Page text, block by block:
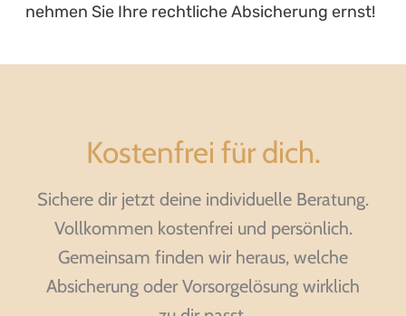
nehmen Sie Ihre rechtliche Absicherung ernst!
Kostenfrei für dich.
Sichere dir jetzt deine individuelle Beratung.
Vollkommen kostenfrei und persönlich.
Gemeinsam finden wir heraus, welche
Absicherung oder Vorsorgelösung wirklich